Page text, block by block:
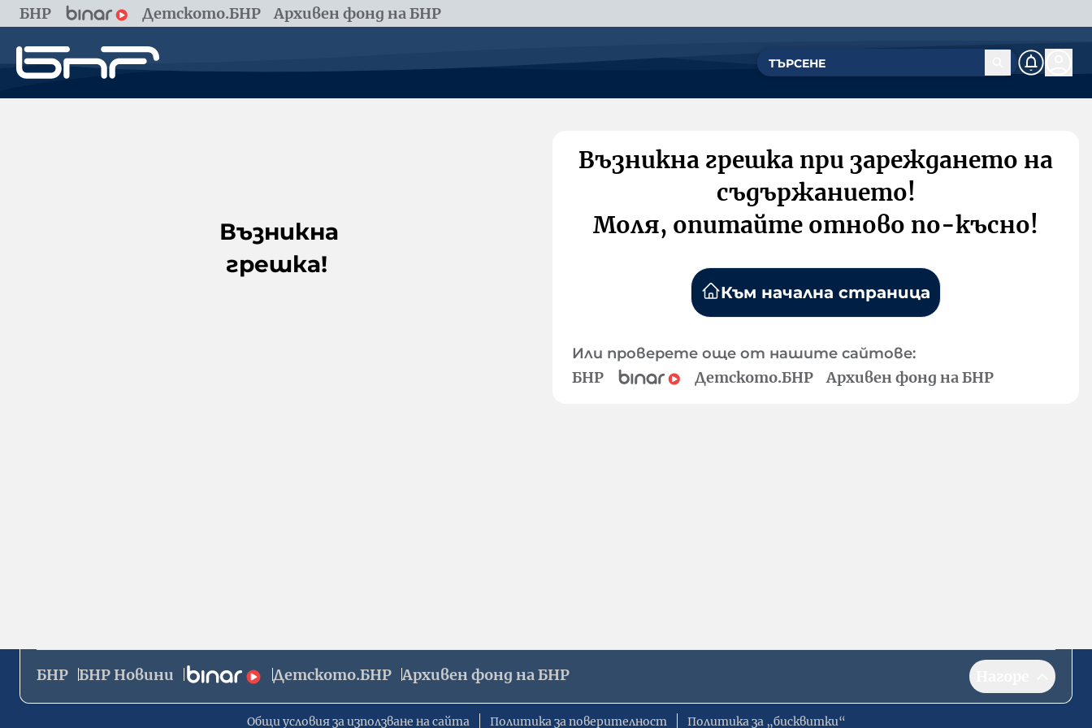
БНР Детското.БНР Архивен фонд на БНР
Възникна
грешка!
Възникна грешка при зареждането на
съдържанието!
Моля, опитайте отново по-късно!
Към начална страница
Или проверете още от нашите сайтове:
БНР Детското.БНР Архивен фонд на БНР
БНР БНР Новини Детското.БНР Архивен фонд на БНР
Общи условия за използване на сайта Политика за поверителност Политика за „бисквитки“